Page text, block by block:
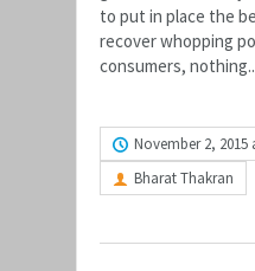
to put in place the
recover whopping
consumers,
November 2, 2015
Bharat Thakran